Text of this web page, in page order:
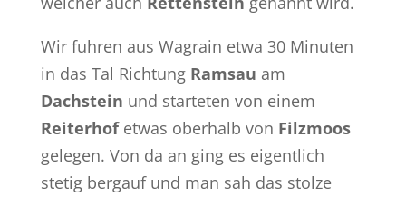
Wir fuhren aus Wagrain etwa 30 Minuten
in das Tal Richtung Ramsau am
Dachstein und starteten von einem
Reiterhofetwas oberhalb von Filzmoos
gelegen. Von da an ging es eigentlich
stetig bergauf und man sah das stolze